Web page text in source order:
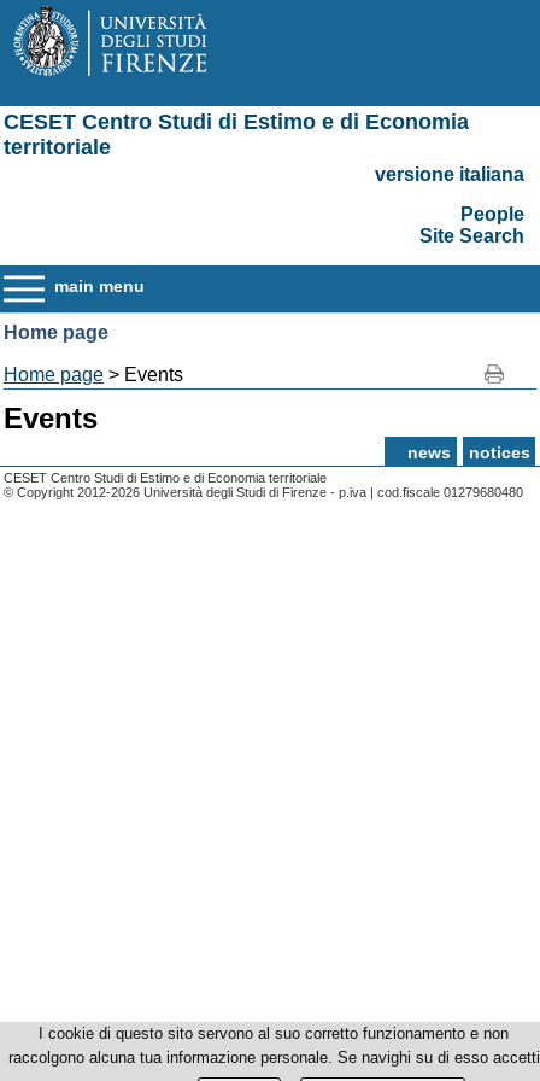
CESET Centro Studi di Estimo e di Economia
territoriale
versione italiana
People
Site Search
main menu
Home page
Home page > Events
Events
news notices
CESET Centro Studi di Estimo e di Economia territoriale
© Copyright 2012-2026 Università degli Studi di Firenze - p.iva | cod.fiscale 01279680480
I cookie di questo sito servono al suo corretto funzionamento e non
raccolgono alcuna tua informazione personale. Se navighi su di esso accetti